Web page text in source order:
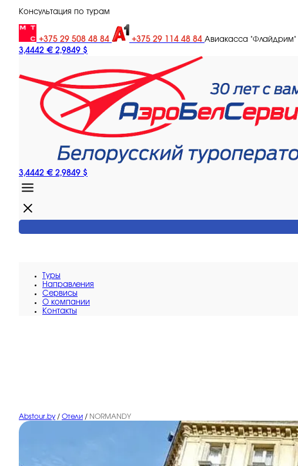
Консультация по турам
+375 29 508 48 84 +375 29 114 48 84 Авиакасса "Флайдрим"
3,4442 € 2,9849 $
3,4442 € 2,9849 $
Туры
Направления
Сервисы
O компании
Контакты
Abstour.by / Отели / NORMANDY